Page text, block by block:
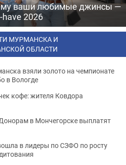
ваши любимые джинсы —
2026
МУРМАНСКА И
ОБЛАСТИ
взяли золото на чемпионате
в Вологде
кофе: жителя Ковдора
в Мончегорске выплатят
в лидеры по СЗФО по росту